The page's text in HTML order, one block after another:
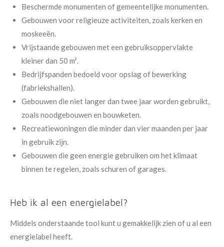
Beschermde monumenten of gemeentelijke monumenten.
Gebouwen voor religieuze activiteiten, zoals kerken en
moskeeën.
Vrijstaande gebouwen met een gebruiksoppervlakte
kleiner dan 50 m².
Bedrijfspanden bedoeld voor opslag of bewerking
(fabriekshallen).
Gebouwen die niet langer dan twee jaar worden gebruikt,
zoals noodgebouwen en bouwketen.
Recreatiewoningen die minder dan vier maanden per jaar
in gebruik zijn.
Gebouwen die geen energie gebruiken om het klimaat
binnen te regelen, zoals schuren of garages.
Heb ik al een energielabel?
Middels onderstaande tool kunt u gemakkelijk zien of u al een
energielabel heeft.